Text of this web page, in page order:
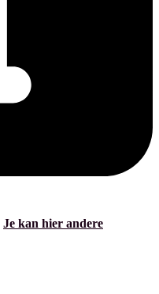
Je kan hier andere